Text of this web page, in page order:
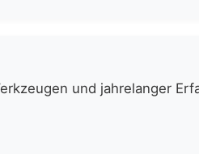
und jahrelanger